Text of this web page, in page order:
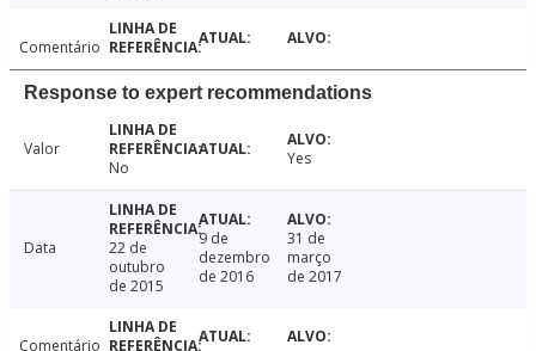
Comentário
Response to expert recommendations
Valor
No
Yes
Data
22 de
outubro
de 2015
9 de
dezembro
de 2016
31 de
março
de 2017
Comentário